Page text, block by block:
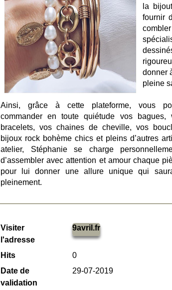
la
fournir
donner
pleine
Ainsi, grâce à cette plateforme, vous
commander en toute quiétude vos bagues,
bracelets, vos chaines de cheville, vos
bijoux rock bohème chics et pleins d’autres
atelier, Stéphanie se charge
d’assembler avec attention et amour chaque
pour lui donner une allure unique qui
pleinement.
Visiter
l'adresse
9avril.fr
Hits
0
Date de
validation
29-07-2019